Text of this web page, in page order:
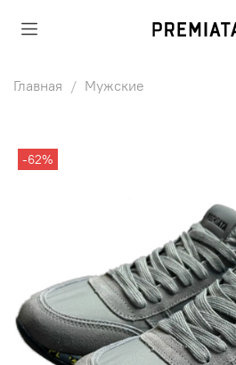
Главная Мужские
-62%